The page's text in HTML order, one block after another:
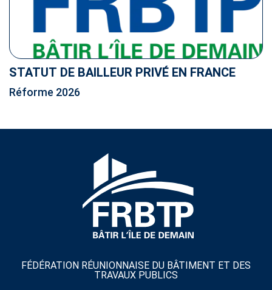
STATUT DE BAILLEUR PRIVÉ EN FRANCE
Réforme 2026
FÉDÉRATION RÉUNIONNAISE DU BÂTIMENT ET DES
TRAVAUX PUBLICS